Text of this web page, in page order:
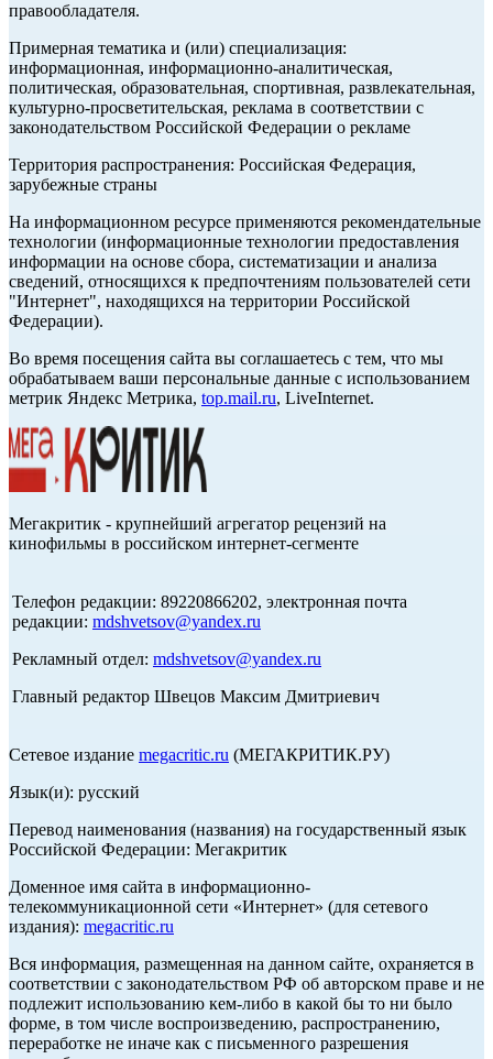
правообладателя.
Примерная тематика и (или) специализация:
информационная, информационно-аналитическая,
политическая, образовательная, спортивная, развлекательная,
культурно-просветительская, реклама в соответствии с
законодательством Российской Федерации о рекламе
Территория распространения: Российская Федерация,
зарубежные страны
На информационном ресурсе применяются рекомендательные
технологии (информационные технологии предоставления
информации на основе сбора, систематизации и анализа
сведений, относящихся к предпочтениям пользователей сети
"Интернет", находящихся на территории Российской
Федерации).
Во время посещения сайта вы соглашаетесь с тем, что мы
обрабатываем ваши персональные данные с использованием
метрик Яндекс Метрика, top.mail.ru, LiveInternet.
Мегакритик - крупнейший агрегатор рецензий на
кинофильмы в российском интернет-сегменте
Телефон редакции: 89220866202, электронная почта
редакции: mdshvetsov@yandex.ru
Рекламный отдел: mdshvetsov@yandex.ru
Главный редактор Швецов Максим Дмитриевич
Сетевое издание megacritic.ru (МЕГАКРИТИК.РУ)
Язык(и): русский
Перевод наименования (названия) на государственный язык
Российской Федерации: Мегакритик
Доменное имя сайта в информационно-
телекоммуникационной сети «Интернет» (для сетевого
издания): megacritic.ru
Вся информация, размещенная на данном сайте, охраняется в
соответствии с законодательством РФ об авторском праве и не
подлежит использованию кем-либо в какой бы то ни было
форме, в том числе воспроизведению, распространению,
переработке не иначе как с письменного разрешения